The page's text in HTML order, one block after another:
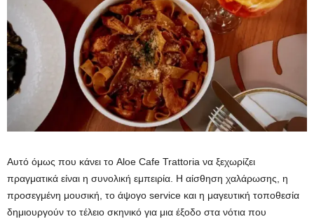
Αυτό όμως που κάνει το Aloe Cafe Trattoria να ξεχωρίζει
πραγματικά είναι η συνολική εμπειρία. Η αίσθηση χαλάρωσης, η
προσεγμένη μουσική, το άψογο service και η μαγευτική τοποθεσία
δημιουργούν το τέλειο σκηνικό για μια έξοδο στα νότια που